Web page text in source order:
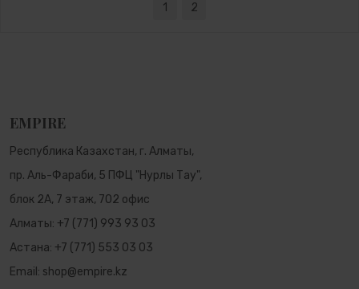
1 2
EMPIRE
Республика Казахстан, г. Алматы,
пр. Аль-Фараби, 5 ПФЦ "Нурлы Тау",
блок 2А, 7 этаж, 702 офис
Алматы: +7 (771) 993 93 03
Астана: +7 (771) 553 03 03
Email: shop@empire.kz